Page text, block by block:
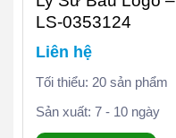
LS-0353124
Liên hệ
Tối thiểu: 20 sản phẩm
Sản xuất: 7 - 10 ngày